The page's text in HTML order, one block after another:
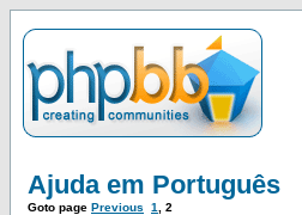
Ajuda em Português
Goto page Previous 1 2